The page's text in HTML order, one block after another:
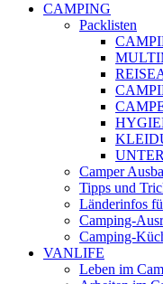
CAMPING
Packlisten
Camper
Tipps und
Länderinfos
Camping-
Camping-
VANLIFE
Leben im